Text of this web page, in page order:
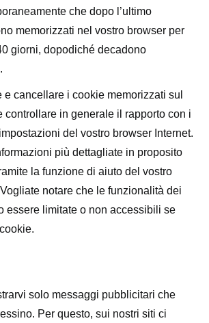
che dopo l’ultimo
memorizzati nel vostro browser per
giorni, dopodiché decadono
e cancellare i cookie memorizzati sul
controllare in generale il rapporto con i
del vostro browser Internet.
più dettagliate in proposito
la funzione di aiuto del vostro
notare che le funzionalità dei
essere limitate o non accessibili se
solo messaggi pubblicitari che
Per questo, sui nostri siti ci